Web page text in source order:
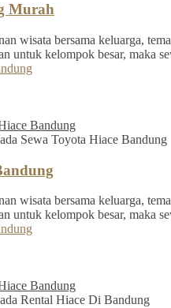
Murah
wisata bersama keluarga,
untuk kelompok besar, maka
Bandung
Sewa Toyota Hiace Bandung
wisata bersama keluarga,
untuk kelompok besar, maka
Bandung
Rental Hiace Di Bandung